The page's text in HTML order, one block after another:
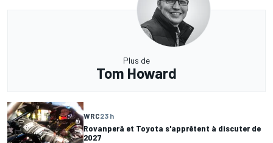
Plus de
Tom Howard
WRC23 h
Rovanperä et Toyota s'apprêtent à discuter de
2027